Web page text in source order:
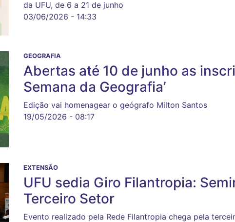
da UFU, de 6 a 21 de junho
03/06/2026 - 14:33
GEOGRAFIA
Abertas até 10 de junho as
Semana da Geografia’
Edição vai homenagear o geógrafo Milton Santos
19/05/2026 - 08:17
EXTENSÃO
UFU sedia Giro Filantropia:
Terceiro Setor
Evento realizado pela Rede Filantropia chega pela